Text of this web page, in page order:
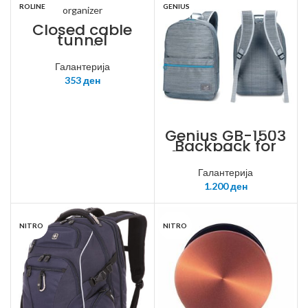
ROLINE
Closed cable
tunnel
organizer
Галантерија
353ден
GENIUS
Genius GB-1503
Backpack for
12“ to 15.6“ NB,
Gray with blue
line
Галантерија
1.200ден
NITRO NITRO